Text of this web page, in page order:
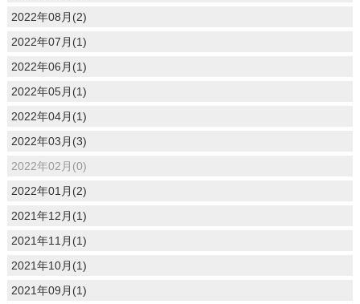
2022年08月(2)
2022年07月(1)
2022年06月(1)
2022年05月(1)
2022年04月(1)
2022年03月(3)
2022年02月(0)
2022年01月(2)
2021年12月(1)
2021年11月(1)
2021年10月(1)
2021年09月(1)